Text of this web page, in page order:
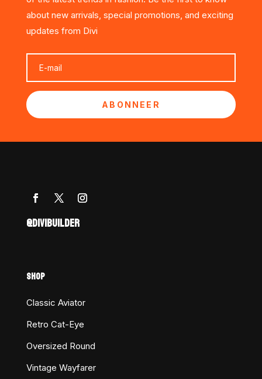
about new arrivals, special promotions, and exciting
updates from Divi
ABONNEER
@DIVIBUILDER
SHOP
Classic Aviator
Retro Cat-Eye
Oversized Round
Vintage Wayfarer